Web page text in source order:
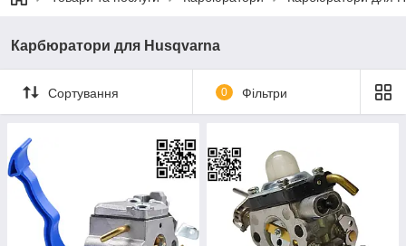
Карбюратори для Husqvarna
Сортування 0 Фільтри